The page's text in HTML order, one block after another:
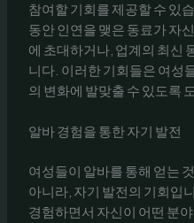
참여할 기회를 제공할 수 있
동안 인연을 맺은 동료가 자
에 초대하거나, 업계의 최신
니다. 이러한 기회들은 여성
의 변화에 발맞출 수 있도록
알바 경험을 통한 자기 발전
여성들이 알바를 통해 얻는
아니라, 자기 발전의 기회입
경험하면서 자신이 어떤 분